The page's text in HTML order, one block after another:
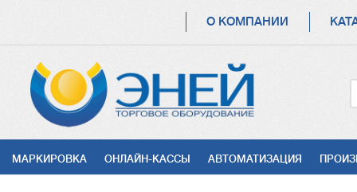
НАВИГАЦИЯ
О КОМПАНИИ
УСЛУГИ
МАРКИРОВКА ОНЛАЙН-КАССЫ АВТОМАТИЗАЦИЯ